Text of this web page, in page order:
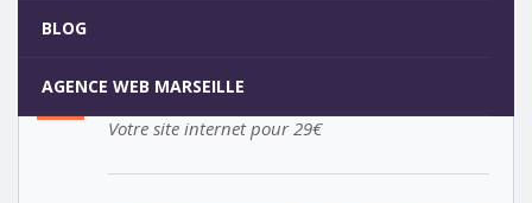
BLOG
AGENCE WEB MARSEILLE
5
Votre site internet pour 29€